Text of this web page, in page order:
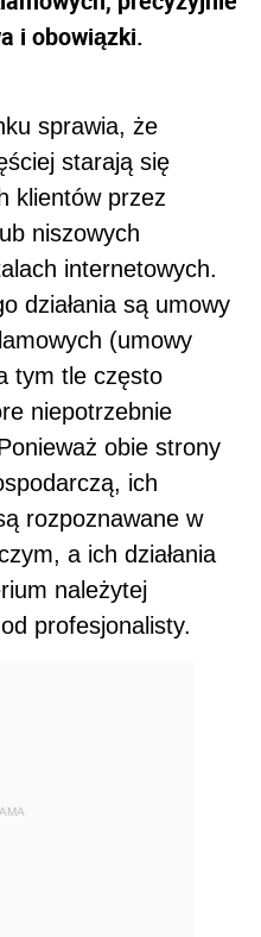
i obowiązki.
sprawia, że
starają się
klientów przez
niszowych
internetowych.
działania są umowy
(umowy
tym tle często
niepotrzebnie
obie strony
ich
rozpoznawane w
a ich działania
należytej
profesjonalisty.